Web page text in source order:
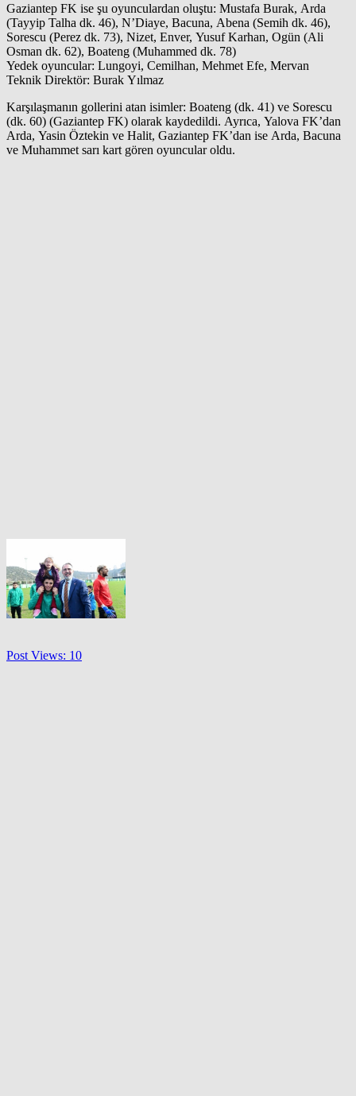
Gaziantep FK ise şu oyunculardan oluştu: Mustafa Burak, Arda
(Tayyip Talha dk. 46), N’Diaye, Bacuna, Abena (Semih dk. 46),
Sorescu (Perez dk. 73), Nizet, Enver, Yusuf Karhan, Ogün (Ali
Osman dk. 62), Boateng (Muhammed dk. 78)
Yedek oyuncular: Lungoyi, Cemilhan, Mehmet Efe, Mervan
Teknik Direktör: Burak Yılmaz
Karşılaşmanın gollerini atan isimler: Boateng (dk. 41) ve Sorescu
(dk. 60) (Gaziantep FK) olarak kaydedildi. Ayrıca, Yalova FK’dan
Arda, Yasin Öztekin ve Halit, Gaziantep FK’dan ise Arda, Bacuna
ve Muhammet sarı kart gören oyuncular oldu.
Post Views: 10